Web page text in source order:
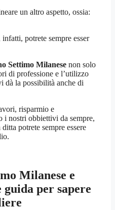
un altro aspetto, ossia:
potrete sempre esser
Settimo Milanese non solo
di professione e l’utilizzo
dà la possibilità anche di
risparmio e
i nostri obbiettivi da sempre,
potrete sempre essere
Milanese e
per sapere